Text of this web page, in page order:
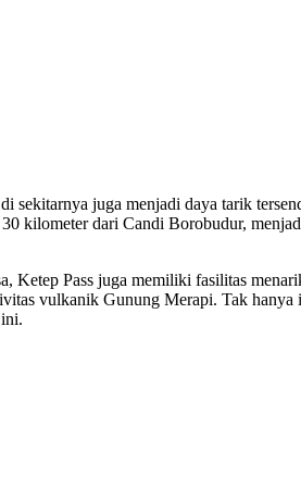
sekitarnya juga menjadi daya tarik
kilometer dari Candi Borobudur,
Ketep Pass juga memiliki fasilitas
vulkanik Gunung Merapi. Tak hanya